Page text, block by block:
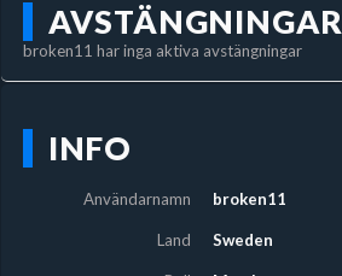
AVSTÄNGNINGAR
broken11 har inga aktiva avstängningar
INFO
Användarnamn broken11
Land Sweden